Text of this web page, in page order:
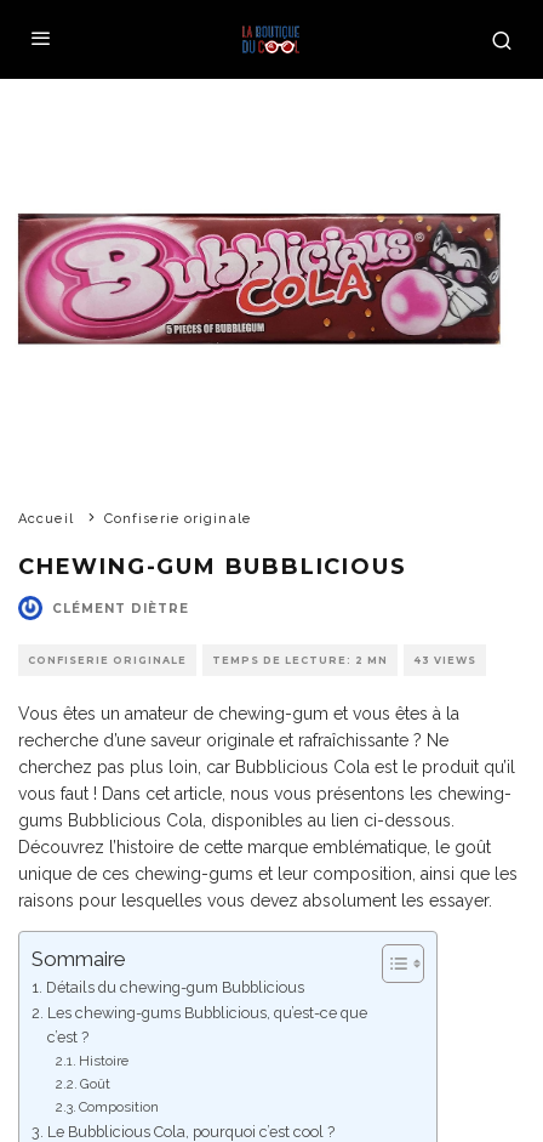
Accueil Confiserie originale
CHEWING-GUM BUBBLICIOUS
CLÉMENT DIÈTRE
CONFISERIE ORIGINALE TEMPS DE LECTURE: 2 MN 43 VIEWS
Vous êtes un amateur de chewing-gum et vous êtes à la
recherche d’une saveur originale et rafraîchissante ? Ne
cherchez pas plus loin, car Bubblicious Cola est le produit qu’il
vous faut ! Dans cet article, nous vous présentons les chewing-
gums Bubblicious Cola, disponibles au lien ci-dessous.
Découvrez l’histoire de cette marque emblématique, le goût
unique de ces chewing-gums et leur composition, ainsi que les
raisons pour lesquelles vous devez absolument les essayer.
Sommaire
Détails du chewing-gum Bubblicious
Les chewing-gums Bubblicious, qu’est-ce que
c’est ?
Histoire
Goût
Composition
Le Bubblicious Cola, pourquoi c’est cool ?